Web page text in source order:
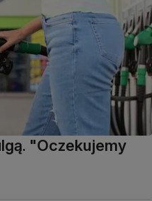
"Oczekujemy